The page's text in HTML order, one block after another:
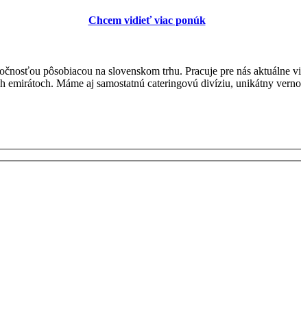
Chcem vidieť viac ponúk
pôsobiacou na slovenskom trhu. Pracuje pre nás aktuálne
emirátoch. Máme aj samostatnú cateringovú divíziu, unikátny